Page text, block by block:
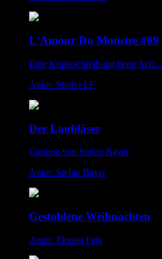
L'Amour Du Monstre #09
Eine Krankschreibung beim Arzt...
Autor: Studio LF
Der Laubläser
Cartoon von Stefan Bayer
Autor: Stefan Bayer
Gestohlene Weihnachten
Autor: Florian Fejk